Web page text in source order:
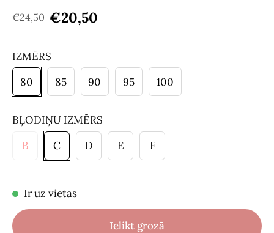
€24,50 €20,50
IZMĒRS
80
85 90 95 100
BĻODIŅU IZMĒRS
B
C D E F
Ir uz vietas
Ielikt grozā